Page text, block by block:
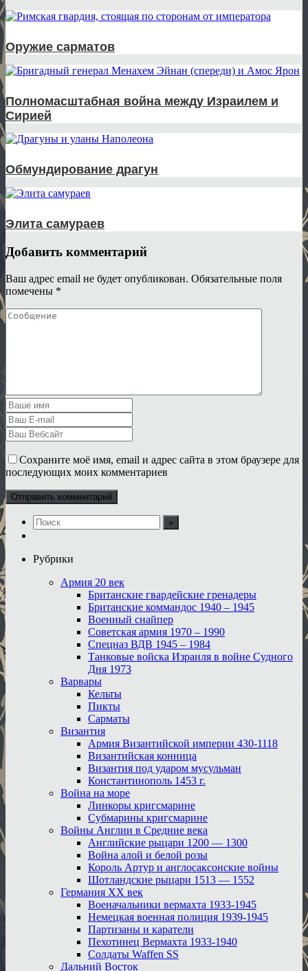
Оружие сарматов
Полномасштабная война между Израилем и
Сирией
Обмундирование драгун
Элита самураев
Добавить комментарий
Ваш адрес email не будет опубликован. Обязательные поля
помечены *
Сохраните моё имя, email и адрес сайта в этом браузере для
последующих моих комментариев
Рубрики
Армия 20 век
Британские гвардейские гренадеры
Британские коммандос 1940 – 1945
Военный снайпер
Советская армия 1970 – 1990
Спецназ ВДВ 1945 – 1984
Танковые войска Израиля в войне Судного
Дня 1973
Варвары
Кельты
Пикты
Сарматы
Византия
Армия Византийской империи 430-1118
Византийская конница
Византия под ударом мусульман
Константинополь 1453 г.
Война на море
Линкоры кригсмарине
Субмарины кригсмарине
Войны Англии в Средние века
Английские рыцари 1200 — 1300
Война алой и белой розы
Король Артур и англосаксонские войны
Шотландские рыцари 1513 — 1552
Германия XX век
Военачальники вермахта 1933-1945
Немецкая военная полиция 1939-1945
Партизаны и каратели
Пехотинец Вермахта 1933-1940
Солдаты Waffen SS
Дальний Восток